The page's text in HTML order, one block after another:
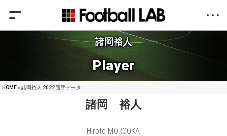
諸岡裕人
Player
HOME» 諸岡裕人 2022 選手データ
諸岡 裕人
Hiroto MOROOKA